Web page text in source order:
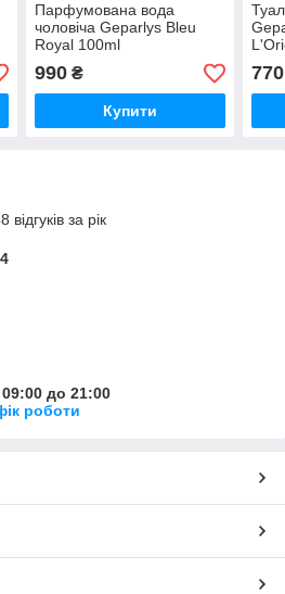
Парфумована вода
чоловіча Geparlys Bleu
Royal 100ml
990₴
Купити
770
за рік
до 21:00
роботи